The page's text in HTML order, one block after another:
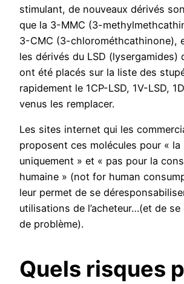
stimulant, de nouveaux dérivés
que la 3-MMC (3-
3-CMC (3-chlorométhcathinone),
les dérivés du LSD (lysergamides)
ont été placés sur la liste des
rapidement le 1CP-LSD, 1V-LSD,
venus les remplacer.
Les sites internet qui les
proposent ces molécules pour « la
uniquement » et « pas pour la
humaine » (not for human
leur permet de se
utilisations de l’acheteur…(et de
de problème).
Quels risques